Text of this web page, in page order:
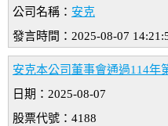
公司名稱： 安克
發言時間：2025-08-07
安克本公司董事會通過114年
日期：2025-08-07
股票代號：4188